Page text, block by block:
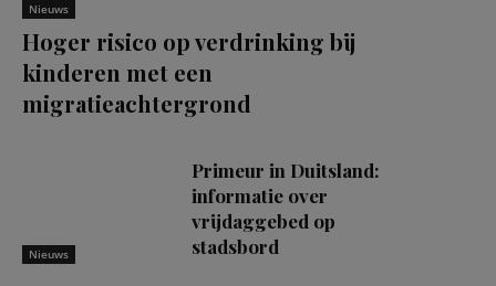
Nieuws
Hoger risico op verdrinking bij
kinderen met een
migratieachtergrond
Nieuws
Primeur in Duitsland:
informatie over
vrijdaggebed op
stadsbord